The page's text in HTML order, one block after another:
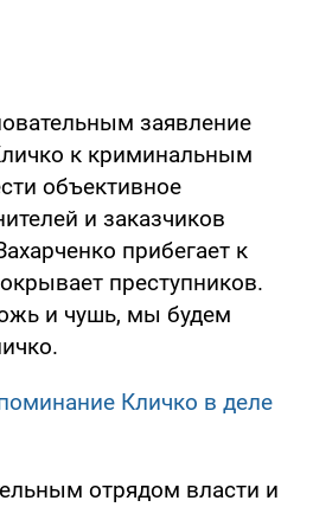
заявление
к криминальным
объективное
и заказчиков
прибегает к
преступников.
и чушь, мы будем
Кличко в деле
отрядом власти и